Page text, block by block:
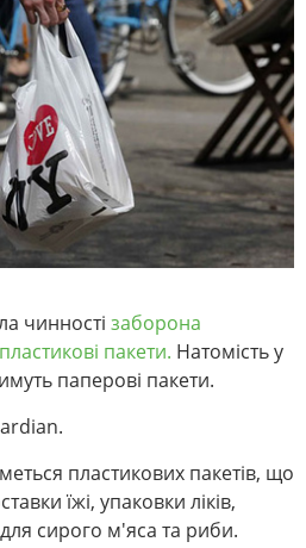
чинності заборона
пакети. Натомість у
паперові пакети.
пластикових пакетів, що
їжі, упаковки ліків,
для сирого м'яса та риби.